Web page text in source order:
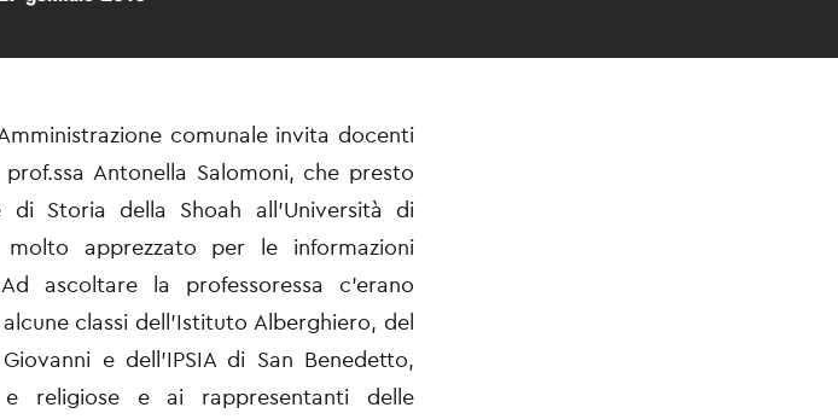
comunale invita docenti
Antonella Salomoni, che presto
Storia della Shoah all’Università di
apprezzato per le informazioni
ascoltare la professoressa c’erano
classi dell’Istituto Alberghiero, del
e dell’IPSIA di San Benedetto,
religiose e ai rappresentanti delle